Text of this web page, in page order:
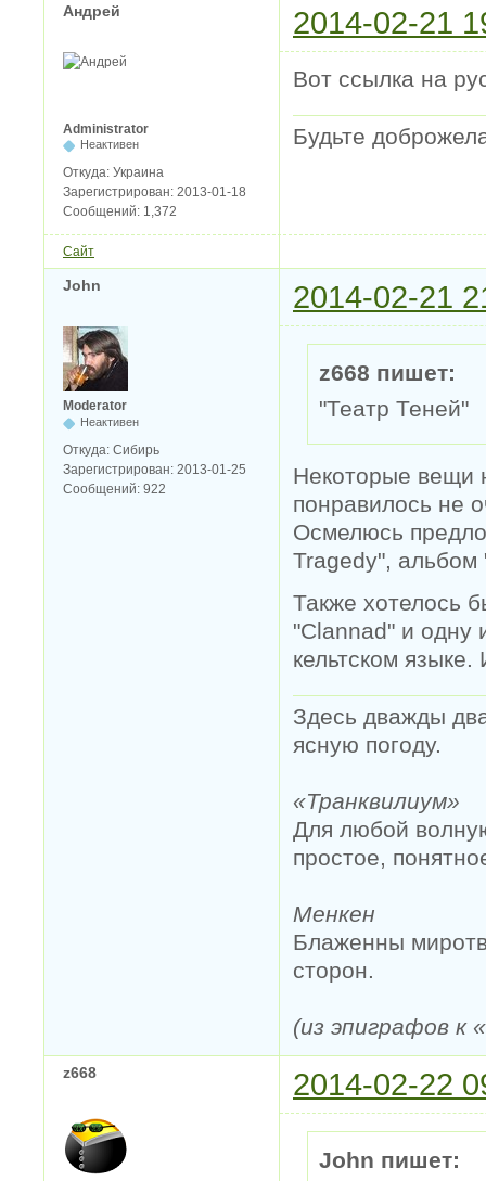
Андрей 2014-02-21
Administrator
Неактивен
Откуда: Украина
Зарегистрирован: 2013-01-18
Сообщений: 1,372
Вот ссылка на
Будьте
Сайт
John 2014-02-21
Moderator
Неактивен
Откуда: Сибирь
Зарегистрирован: 2013-01-25
Сообщений: 922
z668 пишет:
"Театр Теней"
Некоторые вещи
понравилось не
Осмелюсь
Tragedy", альбом
Также хотелось
"Clannad" и одну
кельтском
Здесь дважды
ясную погоду.
«Транквилиум»
Для любой
простое,
Менкен
Блаженны
сторон.
(из эпиграфов к
z668 2014-02-22
John пишет: